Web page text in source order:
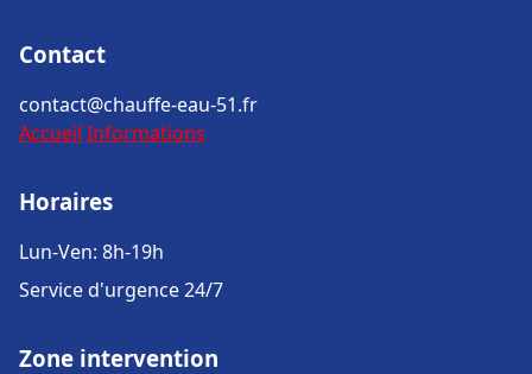
Contact
contact@chauffe-eau-51.fr
Accueil Informations
Horaires
Lun-Ven: 8h-19h
Service d'urgence 24/7
Zone intervention